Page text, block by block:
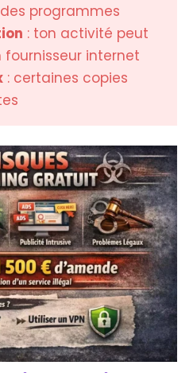
programmes
: ton activité peut
internet
: certaines copies